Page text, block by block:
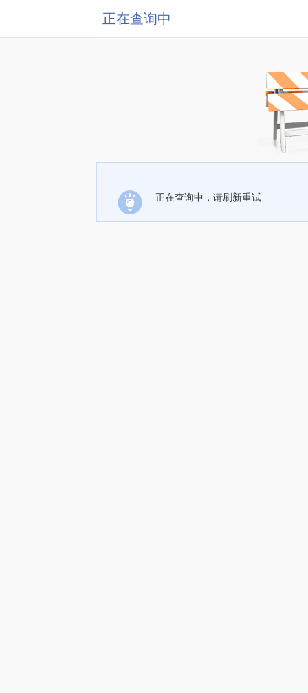
正在查询中
正在查询中，请刷新重试